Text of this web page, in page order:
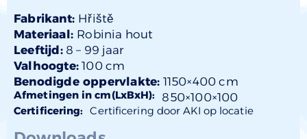
Fabrikant: Hřiště
Materiaal: Robinia hout
Leeftijd:8 – 99 jaar
Valhoogte: 100 cm
Benodigde oppervlakte: 1150×400 cm
Afmetingen in cm(LxBxH): 850×100×100
Certificering: Certificering door AKI op locatie